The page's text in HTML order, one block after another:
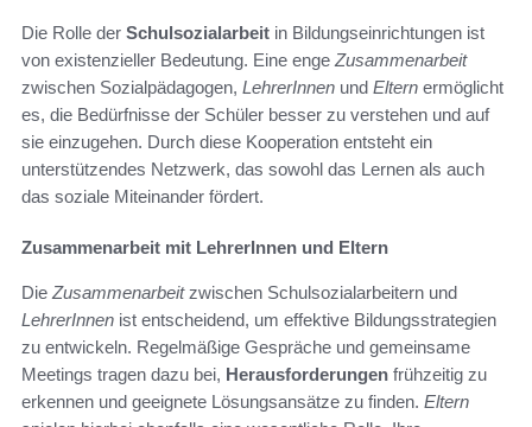
Die Rolle der Schulsozialarbeit in Bildungseinrichtungen ist
von existenzieller Bedeutung. Eine enge Zusammenarbeit
zwischen Sozialpädagogen, LehrerInnen und Eltern ermöglicht
es, die Bedürfnisse der Schüler besser zu verstehen und auf
sie einzugehen. Durch diese Kooperation entsteht ein
unterstützendes Netzwerk, das sowohl das Lernen als auch
das soziale Miteinander fördert.
Zusammenarbeit mit LehrerInnen und Eltern
Die Zusammenarbeitzwischen Schulsozialarbeitern und
LehrerInnen ist entscheidend, um effektive Bildungsstrategien
zu entwickeln. Regelmäßige Gespräche und gemeinsame
Meetings tragen dazu bei, Herausforderungen frühzeitig zu
erkennen und geeignete Lösungsansätze zu finden. Eltern